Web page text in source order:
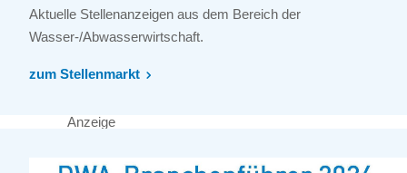
Aktuelle Stellenanzeigen aus dem Bereich der
Wasser-/Abwasserwirtschaft.
zum Stellenmarkt
Anzeige